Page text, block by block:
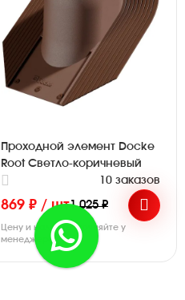
Проходной элемент Docke
Root Светло-коричневый
10 заказов
869 ₽ / шт1 025 ₽
Цену и наличие уточняйте у
менеджера